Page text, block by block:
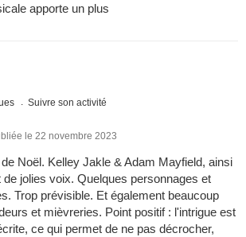
apporte un plus
Suivre son activité
le 22 novembre 2023
Noël. Kelley Jakle & Adam Mayfield, ainsi
de jolies voix. Quelques personnages et
Trop prévisible. Et également beaucoup
et mièvreries. Point positif : l'intrigue est
ce qui permet de ne pas décrocher,